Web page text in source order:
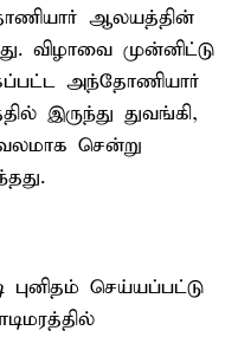
ஆலயத்தின்
விழாவை முன்னிட்டு
அந்தோணியார்
இருந்து துவங்கி,
சென்று
புனிதம் செய்யப்பட்டு